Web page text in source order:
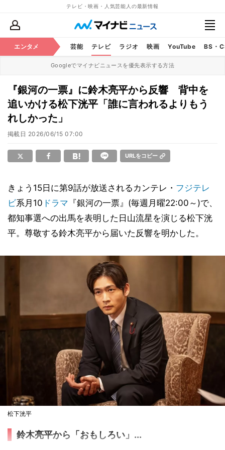
テレビ・映画・人気芸能人の最新情報
エンタメ 芸能 テレビ ラジオ 映画 YouTube BS・
Googleでマイナビニュースを優先表示する方法
『銀河の一票』に鈴木亮平から反響 背中を
追いかける松下洸平「誰に言われるよりもう
れしかった」
掲載日 2026/06/15 07:00
URLをコピー
きょう15日に第9話が放送されるカンテレ・ フジテレ
ビ系月10 ドラマ 『銀河の一票』(毎週月曜22:00～)で、
都知事選への出馬を表明した日山流星を演じる松下洸
平。尊敬する鈴木亮平から届いた反響を明かした。
松下洸平
鈴木亮平から「おもしろい」...